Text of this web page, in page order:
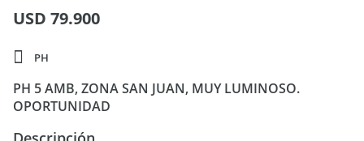
USD 79.900
PH
PH 5 AMB, ZONA SAN JUAN, MUY LUMINOSO.
OPORTUNIDAD